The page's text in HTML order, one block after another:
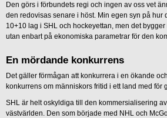
Den görs i förbundets regi och ingen av oss vet
den redovisas senare i höst. Min egen syn på hur
10+10 lag i SHL och hockeyettan, men det
utan enbart på ekonomiska parametrar för den
En mördande konkurrens
Det gäller förmågan att konkurrera i en ökande
konkurrens om människors fritid i ett land med för
SHL är helt oskyldiga till den kommersialisering
västvärlden. Den som började med NHL och